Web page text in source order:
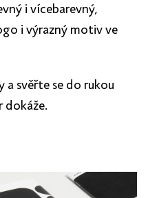
i vícebarevný,
i výrazný motiv ve
a svěřte se do rukou
dokáže.